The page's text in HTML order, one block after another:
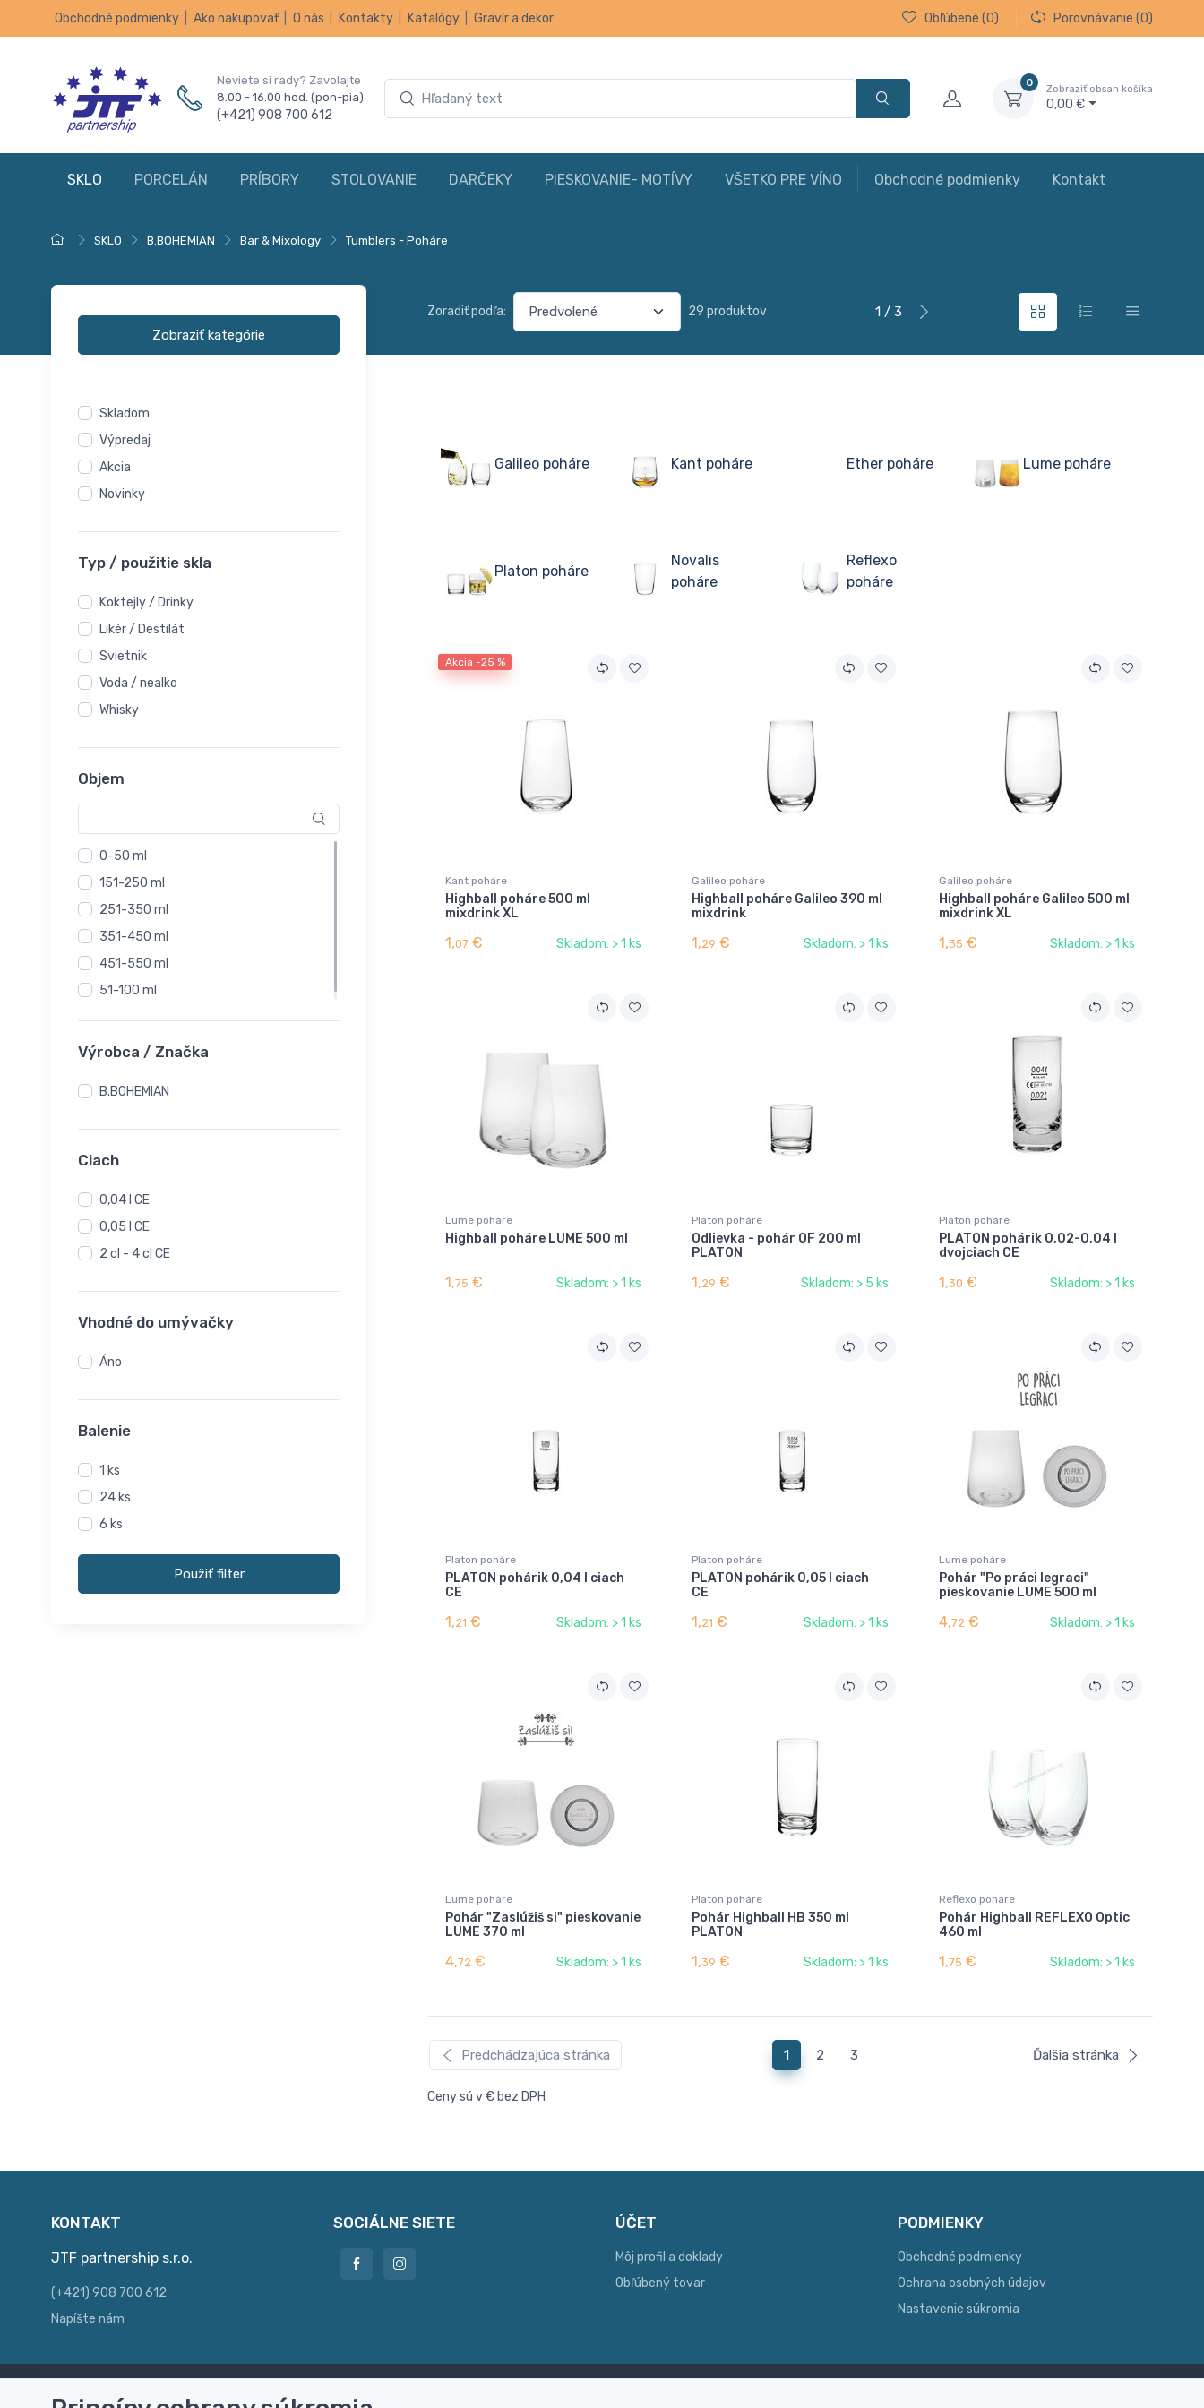
Obchodné podmienky Ako nakupovať O nás Kontakty Katalógy Gravír a dekor Obľúbené (0) Porovnávanie (0)
Neviete si rady? Zavolajte
8.00 - 16.00 hod. (pon-pia)
(+421) 908 700 612
0
Zobraziť obsah košíka
0,00 €
SKLO PORCELÁN PRÍBORY STOLOVANIE DARČEKY PIESKOVANIE- MOTÍVY VŠETKO PRE VÍNO Obchodné podmienky Kontakt
SKLO B.BOHEMIAN Bar & Mixology Tumblers - Poháre
Zobraziť kategórie
Skladom
Výpredaj
Akcia
Novinky
Typ / použitie skla
Koktejly / Drinky
Likér / Destilát
Svietnik
Voda / nealko
Whisky
Objem
0-50 ml
151-250 ml
251-350 ml
351-450 ml
451-550 ml
51-100 ml
Výrobca / Značka
B.BOHEMIAN
Ciach
0,04 l CE
0,05 l CE
2 cl - 4 cl CE
Vhodné do umývačky
Áno
Balenie
1 ks
24 ks
6 ks
Použiť filter
Zoradiť podľa: 29 produktov 1 / 3
Galileo poháre Kant poháre Ether poháre Lume poháre
Platon poháre
Novalis
poháre
Reflexo
poháre
Akcia -25 %
Kant poháre
Highball poháre 500 ml
mixdrink XL
1,07 € Skladom: > 1 ks
Galileo poháre
Highball poháre Galileo 390 ml
mixdrink
1,29 € Skladom: > 1 ks
Galileo poháre
Highball poháre Galileo 500 ml
mixdrink XL
1,35 € Skladom: > 1 ks
Lume poháre
Highball poháre LUME 500 ml
1,75 € Skladom: > 1 ks
Platon poháre
Odlievka - pohár OF 200 ml
PLATON
1,29 € Skladom: > 5 ks
Platon poháre
PLATON pohárik 0,02-0,04 l
dvojciach CE
1,30 € Skladom: > 1 ks
Platon poháre
PLATON pohárik 0,04 l ciach
CE
1,21 € Skladom: > 1 ks
Platon poháre
PLATON pohárik 0,05 l ciach
CE
1,21 € Skladom: > 1 ks
Lume poháre
Pohár "Po práci legraci"
pieskovanie LUME 500 ml
4,72 € Skladom: > 1 ks
Lume poháre
Pohár "Zaslúžiš si" pieskovanie
LUME 370 ml
4,72 € Skladom: > 1 ks
Platon poháre
Pohár Highball HB 350 ml
PLATON
1,39 € Skladom: > 1 ks
Reflexo poháre
Pohár Highball REFLEXO Optic
460 ml
1,75 € Skladom: > 1 ks
Predchádzajúca stránka 1 2 3 Ďalšia stránka
Ceny sú v € bez DPH
KONTAKT
JTF partnership s.r.o.
(+421) 908 700 612
Napíšte nám
SOCIÁLNE SIETE ÚČET
Môj profil a doklady
Obľúbený tovar
PODMIENKY
Obchodné podmienky
Ochrana osobných údajov
Nastavenie súkromia